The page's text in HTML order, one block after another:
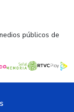
públicos de